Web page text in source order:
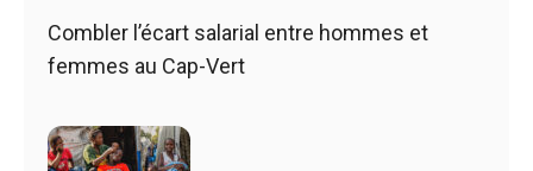
Combler l’écart salarial entre hommes et
femmes au Cap-Vert